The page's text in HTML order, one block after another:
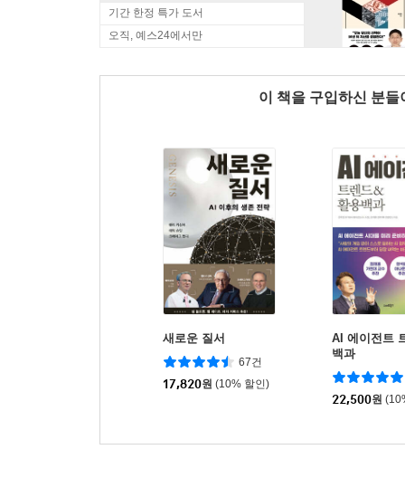
기간 한정 특가 도서
오직, 예스24에서만
이 책을 구입하신 분
새로운 질서
67건
17,820원 (10% 할인)
AI 에이전트
백과
22,500원